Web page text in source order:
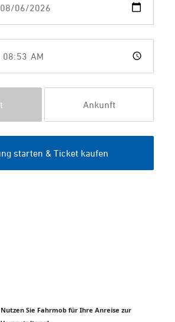
Nutzen Sie Fahrmob für Ihre Anreise zur